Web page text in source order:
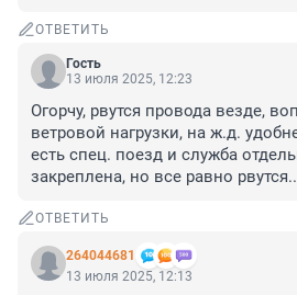
ОТВЕТИТЬ
Гость
13 июля 2025, 12:23
Огорчу, рвутся провода везде,
ветровой нагрузки, на ж.д.
есть спец. поезд и служба
закреплена, но все равно
ОТВЕТИТЬ
264044681
13 июля 2025, 12:13